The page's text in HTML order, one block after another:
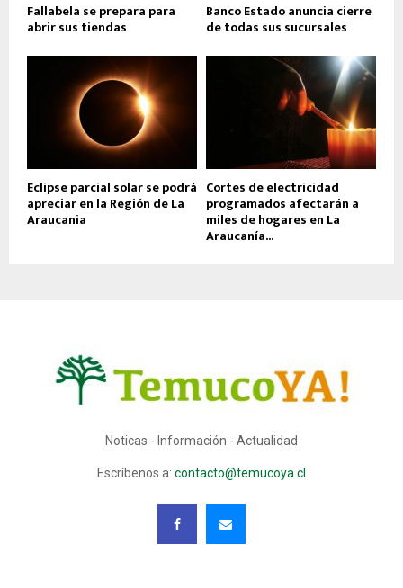
Fallabela se prepara para
abrir sus tiendas
Banco Estado anuncia cierre
de todas sus sucursales
Eclipse parcial solar se podrá
apreciar en la Región de La
Araucania
Cortes de electricidad
programados afectarán a
miles de hogares en La
Araucanía...
Noticas - Información - Actualidad
Escríbenos a: contacto@temucoya.cl